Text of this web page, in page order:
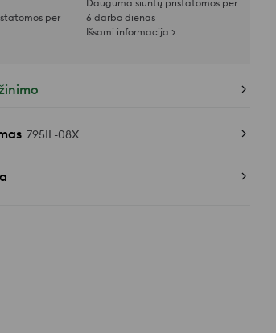
per
Dauguma siuntų pristatomos per
6 darbo dienas
Išsami informacija >
795IL-08X